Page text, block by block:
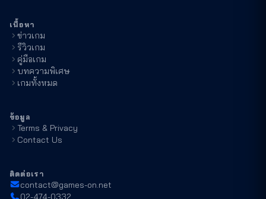
เนื้อหา
ข่าวเกม
รีวิวเกม
คู่มือเกม
บทความพิเศษ
เกมทั้งหมด
ข้อมูล
Terms & Privacy
Contact Us
ติดต่อเรา
contact@games-on.net
02-474-0332